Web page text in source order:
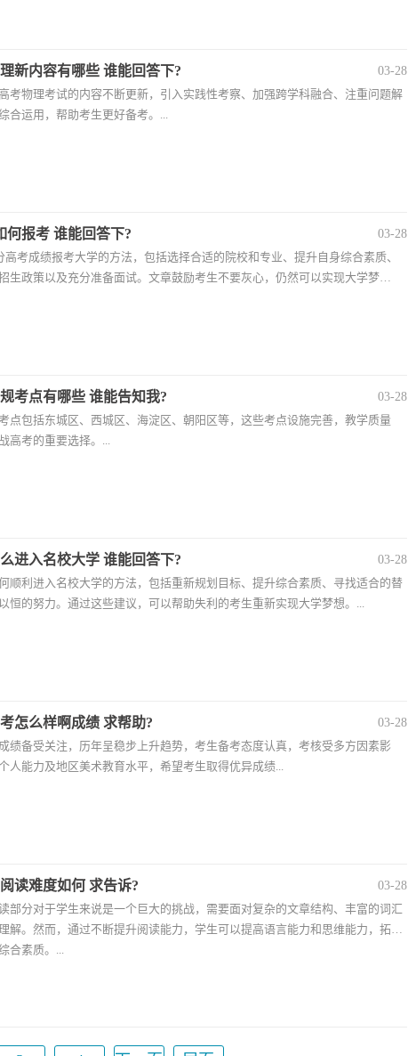
新内容有哪些 谁能回答下?
考物理考试的内容不断更新，引入实践性考察、加强跨学科融合、注重问题解
合运用，帮助考生更好备考。...
03-28
何报考 谁能回答下?
高考成绩报考大学的方法，包括选择合适的院校和专业、提升自身综合素质、
生政策以及充分准备面试。文章鼓励考生不要灰心，仍然可以实现大学梦
03-28
考点有哪些 谁能告知我?
点包括东城区、西城区、海淀区、朝阳区等，这些考点设施完善，教学质量
高考的重要选择。...
03-28
进入名校大学 谁能回答下?
顺利进入名校大学的方法，包括重新规划目标、提升综合素质、寻找适合的替
恒的努力。通过这些建议，可以帮助失利的考生重新实现大学梦想。...
03-28
怎么样啊成绩 求帮助?
绩备受关注，历年呈稳步上升趋势，考生备考态度认真，考核受多方因素影
人能力及地区美术教育水平，希望考生取得优异成绩...
03-28
读难度如何 求告诉?
部分对于学生来说是一个巨大的挑战，需要面对复杂的文章结构、丰富的词汇
解。然而，通过不断提升阅读能力，学生可以提高语言能力和思维能力，拓宽
合素质。...
03-28